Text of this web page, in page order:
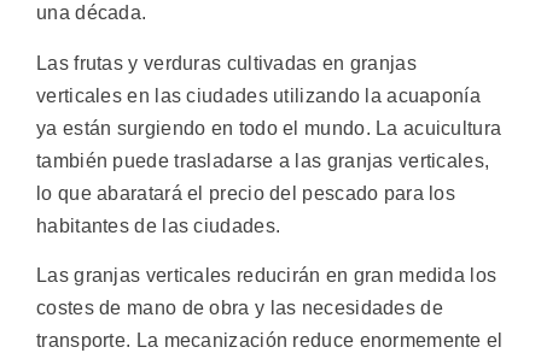
una década.
Las frutas y verduras cultivadas en granjas
verticales en las ciudades utilizando la acuaponía
ya están surgiendo en todo el mundo. La acuicultura
también puede trasladarse a las granjas verticales,
lo que abaratará el precio del pescado para los
habitantes de las ciudades.
Las granjas verticales reducirán en gran medida los
costes de mano de obra y las necesidades de
transporte. La mecanización reduce enormemente el